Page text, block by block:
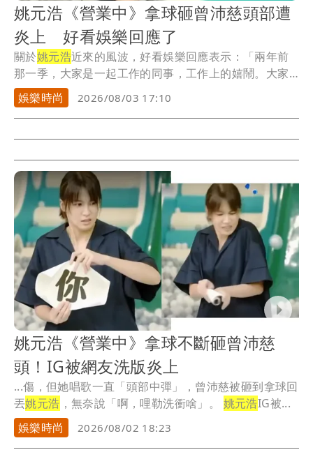
姚元浩《營業中》拿球砸曾沛慈頭部遭
炎上 好看娛樂回應了
關於姚元浩近來的風波，好看娛樂回應表示：「兩年前
那一季，大家是一起工作的同事，工作上的嬉鬧。大家
不要...
娛樂時尚 2026/08/03 17:10
姚元浩《營業中》拿球不斷砸曾沛慈
頭！IG被網友洗版炎上
...傷，但她唱歌一直「頭部中彈」，曾沛慈被砸到拿球回
丟姚元浩 ，無奈說「啊，哩勒洗衝啥」。 姚元浩IG被...
娛樂時尚
2026/08/02 18:23